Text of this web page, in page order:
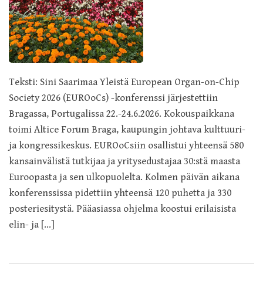
Teksti: Sini Saarimaa Yleistä European Organ-on-Chip
Society 2026 (EUROoCs) -konferenssi järjestettiin
Bragassa, Portugalissa 22.-24.6.2026. Kokouspaikkana
toimi Altice Forum Braga, kaupungin johtava kulttuuri-
ja kongressikeskus. EUROoCsiin osallistui yhteensä 580
kansainvälistä tutkijaa ja yritysedustajaa 30:stä maasta
Euroopasta ja sen ulkopuolelta. Kolmen päivän aikana
konferenssissa pidettiin yhteensä 120 puhetta ja 330
posteriesitystä. Pääasiassa ohjelma koostui erilaisista
elin- ja […]